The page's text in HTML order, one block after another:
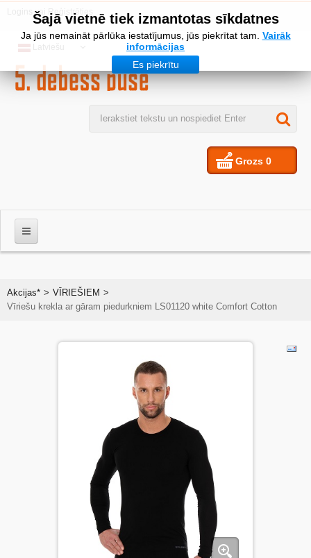
Šajā vietnē tiek izmantotas sīkdatnes
Ja jūs nemaināt pārlūka iestatījumus, jūs piekrītat tam. Vairāk
informācijas
Es piekrītu
vai Reģistrēties
Grozs 0
SIEVIETES
Akcijas* > VĪRIEŠIEM >
Vīriešu krekla ar gāram piedurkniem LS01120 white Comfort Cotton